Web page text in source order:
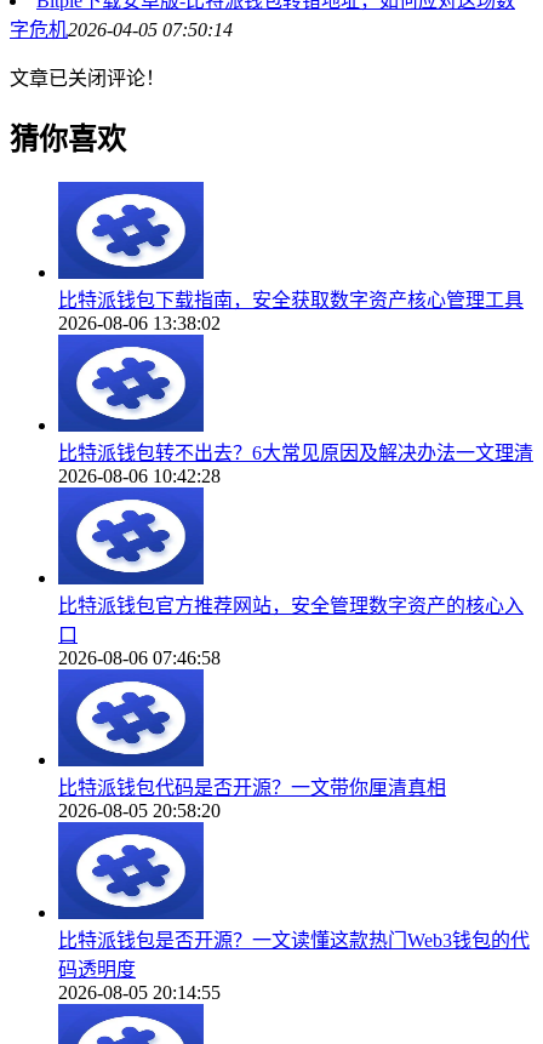
字危机2026-04-05 07:50:14
文章已关闭评论！
猜你喜欢
比特派钱包下载指南，安全获取数字资产核心管理工具
2026-08-06 13:38:02
比特派钱包转不出去？6大常见原因及解决办法一文理清
2026-08-06 10:42:28
比特派钱包官方推荐网站，安全管理数字资产的核心入
口
2026-08-06 07:46:58
比特派钱包代码是否开源？一文带你厘清真相
2026-08-05 20:58:20
比特派钱包是否开源？一文读懂这款热门Web3钱包的代
码透明度
2026-08-05 20:14:55